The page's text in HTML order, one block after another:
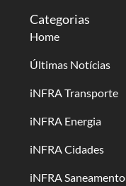
Categorias
Home
Últimas Notícias
iNFRA Transporte
iNFRA Energia
iNFRA Cidades
iNFRA Saneamento